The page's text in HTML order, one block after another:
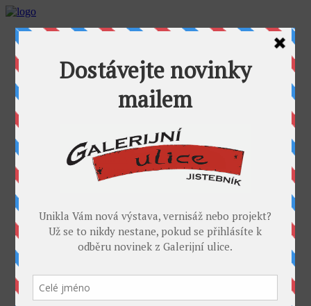
AKTUALITY
GALERIE U FOŤÁKA
Takoví jsme byli
I. sympozium výtvarníků v GU
II. sympozium výtvarníků
Galerijní rybník
V. sympozium výtvarníků v Jistebníku
DESET
KONTAKT